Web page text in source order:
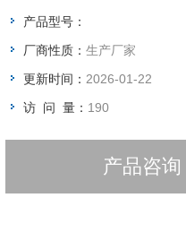
产品型号：
厂商性质： 生产厂家
更新时间： 2026-01-22
访 问 量： 190
产品咨询